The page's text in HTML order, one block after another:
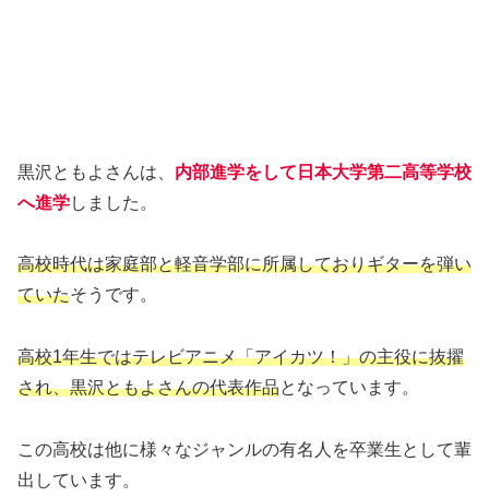
黒沢ともよさんは、 内部進学をして日本大学第二高等学校
へ進学しました。
高校時代は家庭部と軽音学部に所属しておりギターを弾い
ていたそうです。
高校1年生ではテレビアニメ「アイカツ！」の主役に抜擢
され、黒沢ともよさんの代表作品となっています。
この高校は他に様々なジャンルの有名人を卒業生として輩
出しています。